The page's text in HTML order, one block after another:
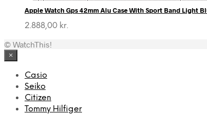
var:
er:
Apple Watch Gps 42mm Alu Case With Sport Band Light
2.888,00 kr.
© WatchThis!
×
Casio
Seiko
Citizen
Tommy Hilfiger